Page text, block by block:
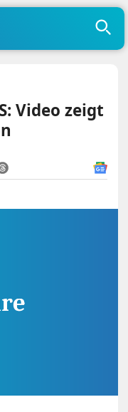
Video zeigt